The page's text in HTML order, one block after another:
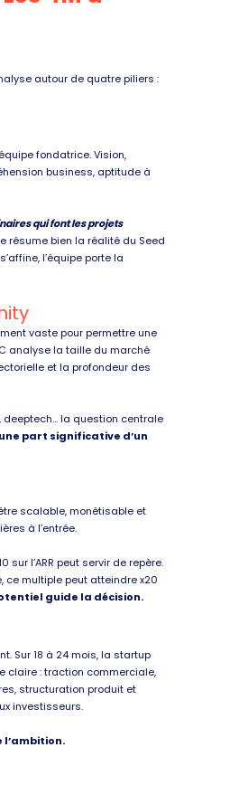
autour de quatre piliers :
fondatrice. Vision,
business, aptitude à
qui font les projets
résume bien la réalité du Seed
l’équipe porte la
vaste pour permettre une
analyse la taille du marché
et la profondeur des
deeptech… la question centrale
part significative d’un
scalable, monétisable et
à l’entrée.
sur l’ARR peut servir de repère.
ce multiple peut atteindre x20
guide la décision.
Sur 18 à 24 mois, la startup
claire : traction commerciale,
structuration produit et
investisseurs.
l’ambition.